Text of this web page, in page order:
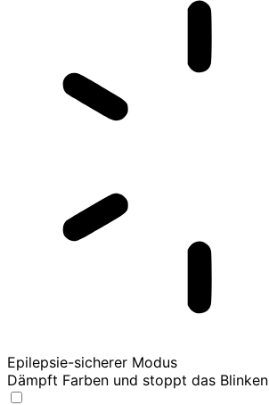
Epilepsie-sicherer Modus
Dämpft Farben und stoppt das Blinken